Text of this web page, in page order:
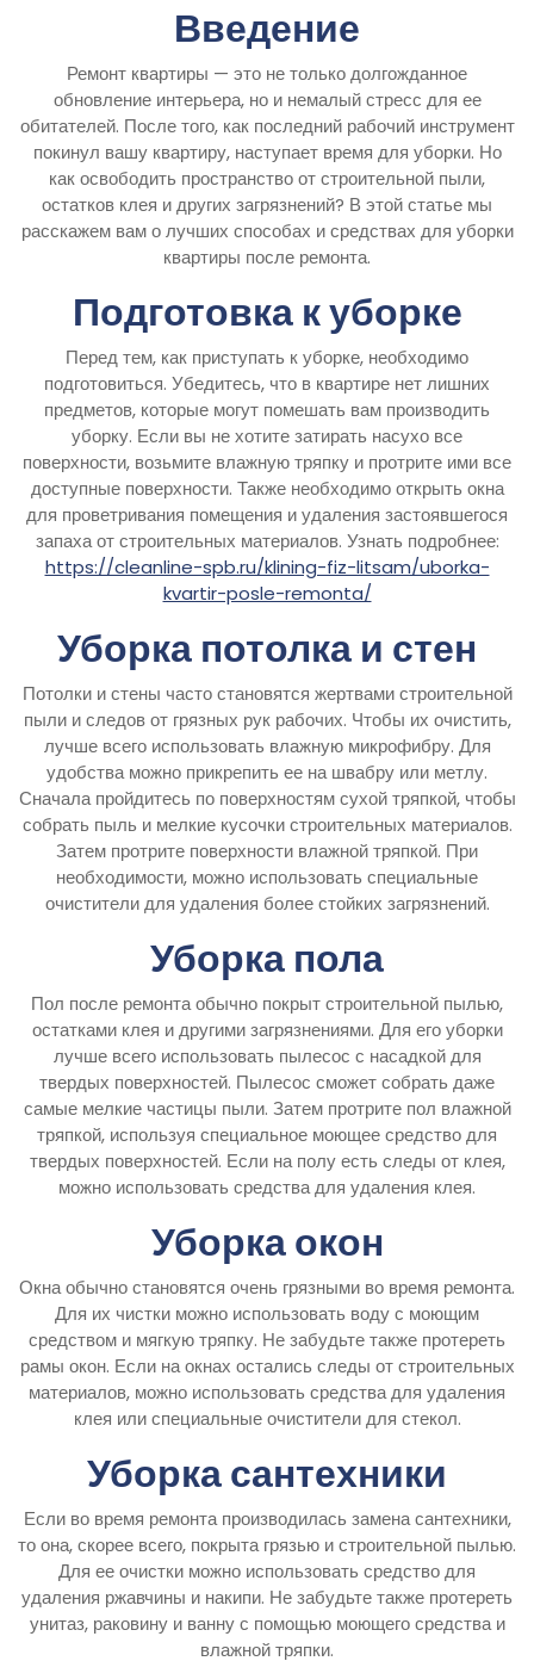
Введение
Ремонт квартиры — это не только долгожданное
обновление интерьера, но и немалый стресс для ее
обитателей. После того, как последний рабочий инструмент
покинул вашу квартиру, наступает время для уборки. Но
как освободить пространство от строительной пыли,
остатков клея и других загрязнений? В этой статье мы
расскажем вам о лучших способах и средствах для уборки
квартиры после ремонта.
Подготовка к уборке
Перед тем, как приступать к уборке, необходимо
подготовиться. Убедитесь, что в квартире нет лишних
предметов, которые могут помешать вам производить
уборку. Если вы не хотите затирать насухо все
поверхности, возьмите влажную тряпку и протрите ими все
доступные поверхности. Также необходимо открыть окна
для проветривания помещения и удаления застоявшегося
запаха от строительных материалов. Узнать подробнее:
https://cleanline-spb.ru/klining-fiz-litsam/uborka-
kvartir-posle-remonta/
Уборка потолка и стен
Потолки и стены часто становятся жертвами строительной
пыли и следов от грязных рук рабочих. Чтобы их очистить,
лучше всего использовать влажную микрофибру. Для
удобства можно прикрепить ее на швабру или метлу.
Сначала пройдитесь по поверхностям сухой тряпкой, чтобы
собрать пыль и мелкие кусочки строительных материалов.
Затем протрите поверхности влажной тряпкой. При
необходимости, можно использовать специальные
очистители для удаления более стойких загрязнений.
Уборка пола
Пол после ремонта обычно покрыт строительной пылью,
остатками клея и другими загрязнениями. Для его уборки
лучше всего использовать пылесос с насадкой для
твердых поверхностей. Пылесос сможет собрать даже
самые мелкие частицы пыли. Затем протрите пол влажной
тряпкой, используя специальное моющее средство для
твердых поверхностей. Если на полу есть следы от клея,
можно использовать средства для удаления клея.
Уборка окон
Окна обычно становятся очень грязными во время ремонта.
Для их чистки можно использовать воду с моющим
средством и мягкую тряпку. Не забудьте также протереть
рамы окон. Если на окнах остались следы от строительных
материалов, можно использовать средства для удаления
клея или специальные очистители для стекол.
Уборка сантехники
Если во время ремонта производилась замена сантехники,
то она, скорее всего, покрыта грязью и строительной пылью.
Для ее очистки можно использовать средство для
удаления ржавчины и накипи. Не забудьте также протереть
унитаз, раковину и ванну с помощью моющего средства и
влажной тряпки.